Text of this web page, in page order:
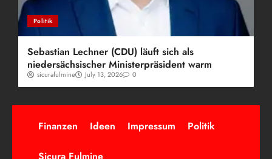
Politik
Sebastian Lechner (CDU) läuft sich als
niedersächsischer Ministerpräsident warm
sicurafulmine July 13, 2026 0
Finanzen Ideen Impressum Politik